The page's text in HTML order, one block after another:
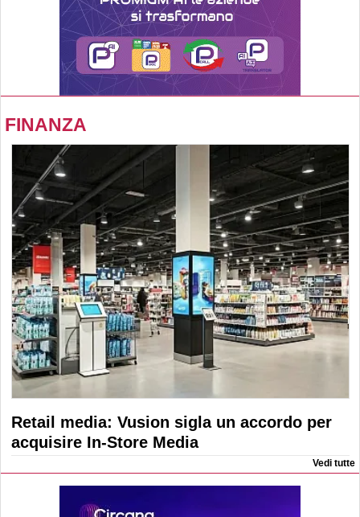
FINANZA
Retail media: Vusion sigla un accordo per
acquisire In-Store Media
Vedi tutte